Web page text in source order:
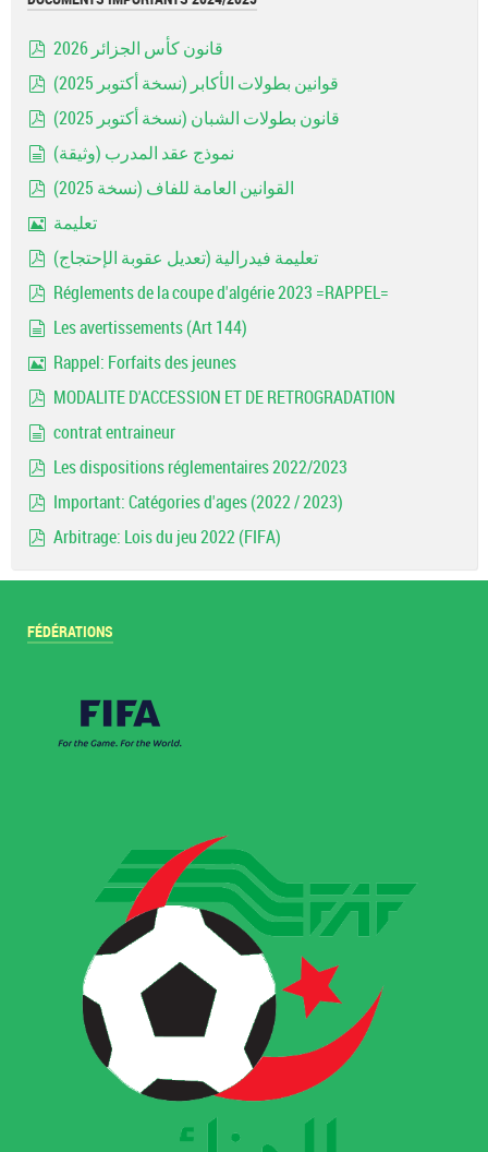
قانون كأس الجزائر 2026
قوانين بطولات الأكابر (نسخة أكتوبر 2025)
قانون بطولات الشبان (نسخة أكتوبر 2025)
نموذج عقد المدرب (وثيقة)
القوانين العامة للفاف (نسخة 2025)
تعليمة
تعليمة فيدرالية (تعديل عقوبة الإحتجاج)
Réglements de la coupe d'algérie 2023 =RAPPEL=
Les avertissements (Art 144)
Rappel: Forfaits des jeunes
MODALITE D'ACCESSION ET DE RETROGRADATION
contrat entraineur
Les dispositions réglementaires 2022/2023
Important: Catégories d'ages (2022 / 2023)
Arbitrage: Lois du jeu 2022 (FIFA)
FÉDÉRATIONS